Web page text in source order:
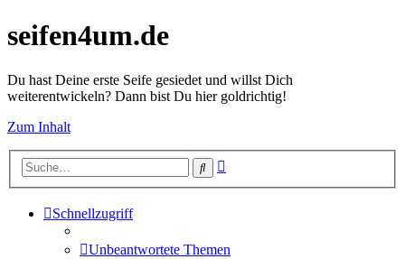
seifen4um.de
Du hast Deine erste Seife gesiedet und willst Dich
weiterentwickeln? Dann bist Du hier goldrichtig!
Zum Inhalt
Suche
Schnellzugriff
Unbeantwortete Themen